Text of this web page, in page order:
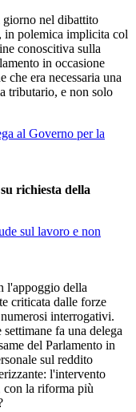
giorno nel dibattito
polemica implicita col
conoscitiva sulla
in occasione
che era necessaria una
tributario, e non solo
al Governo per la
richiesta della
sul lavoro e non
l'appoggio della
criticata dalle forze
interrogativi.
fa una delega
del Parlamento in
sul reddito
l'intervento
con la riforma più